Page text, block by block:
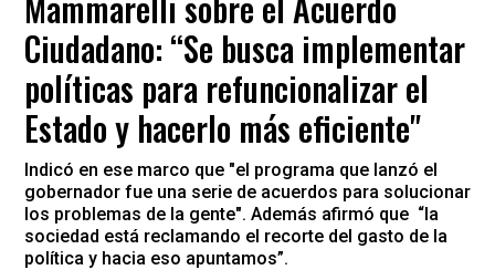
Ciudadano: “Se busca implementar
políticas para refuncionalizar el
Estado y hacerlo más eficiente"
Indicó en ese marco que "el programa que lanzó el
gobernador fue una serie de acuerdos para solucionar
los problemas de la gente". Además afirmó que “la
sociedad está reclamando el recorte del gasto de la
política y hacia eso apuntamos”.